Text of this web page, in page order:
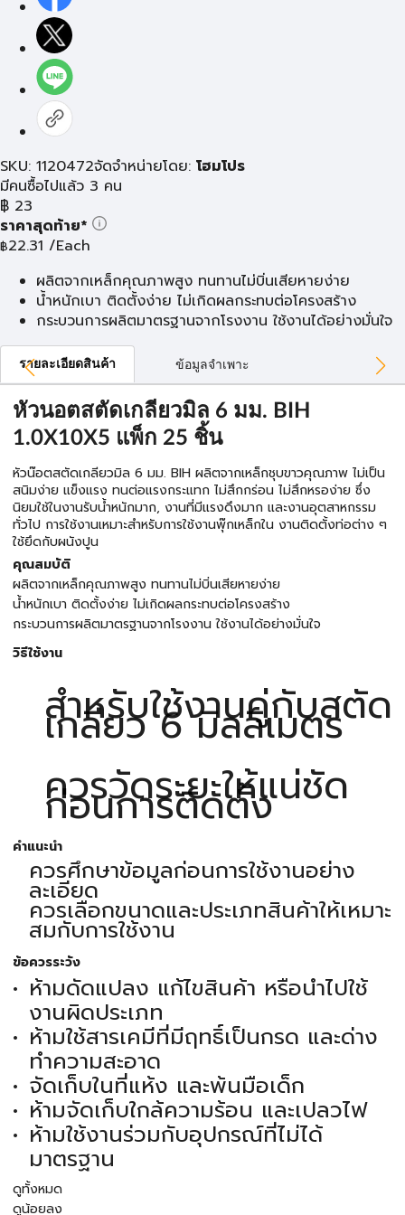
SKU: 1120472จัดจำหน่ายโดย: โฮมโปร
มีคนซื้อไปแล้ว 3 คน
฿ 23
ราคาสุดท้าย*
฿22.31 /Each
ผลิตจากเหล็กคุณภาพสูง ทนทานไม่บิ่นเสียหายง่าย
น้ำหนักเบา ติดตั้งง่าย ไม่เกิดผลกระทบต่อโครงสร้าง
กระบวนการผลิตมาตรฐานจากโรงงาน ใช้งานได้อย่างมั่นใจ
รายละเอียดสินค้า ข้อมูลจำเพาะ
หัวนอตสตัดเกลียวมิล 6 มม. BIH
1.0X10X5 แพ็ก 25 ชิ้น
หัวน๊อตสตัดเกลียวมิล 6 มม. BIH ผลิตจากเหล็กชุบขาวคุณภาพ ไม่เป็น
สนิมง่าย แข็งแรง ทนต่อแรงกระแทก ไม่สึกกร่อน ไม่สึกหรอง่าย ซึ่ง
นิยมใช้ในงานรับน้ำหนักมาก, งานที่มีแรงดึงมาก และงานอุตสาหกรรม
ทั่วไป การใช้งานเหมาะสำหรับการใช้งานพุ๊กเหล็กใน งานติดตั้งท่อต่าง ๆ
ใช้ยึดกับผนังปูน
คุณสมบัติ
ผลิตจากเหล็กคุณภาพสูง ทนทานไม่บิ่นเสียหายง่าย
น้ำหนักเบา ติดตั้งง่าย ไม่เกิดผลกระทบต่อโครงสร้าง
กระบวนการผลิตมาตรฐานจากโรงงาน ใช้งานได้อย่างมั่นใจ
วิธีใช้งาน
สำหรับใช้งานคู่กับสตัด
เกลียว 6 มิลลิเมตร
ควรวัดระยะให้แน่ชัด
ก่อนการติดตั้ง
คำแนะนำ
ควรศึกษาข้อมูลก่อนการใช้งานอย่าง
ละเอียด
ควรเลือกขนาดและประเภทสินค้าให้เหมาะ
สมกับการใช้งาน
ข้อควรระวัง
ห้ามดัดแปลง แก้ไขสินค้า หรือนำไปใช้
งานผิดประเภท
ห้ามใช้สารเคมีที่มีฤทธิ์เป็นกรด และด่าง
ทำความสะอาด
จัดเก็บในที่แห้ง และพ้นมือเด็ก
ห้ามจัดเก็บใกล้ความร้อน และเปลวไฟ
ห้ามใช้งานร่วมกับอุปกรณ์ที่ไม่ได้
มาตรฐาน
ดูทั้งหมด
ดูน้อยลง